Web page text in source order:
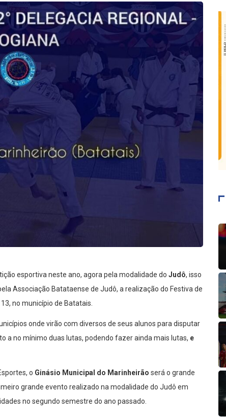
esportiva neste ano, agora pela modalidade do Judô, isso
Associação Batataense de Judô, a realização do Festiva de
no município de Batatais.
onde virão com diversos de seus alunos para disputar
a no mínimo duas lutas, podendo fazer ainda mais lutas, e
o Ginásio Municipal do Marinheirão será o grande
grande evento realizado na modalidade do Judô em
no segundo semestre do ano passado.